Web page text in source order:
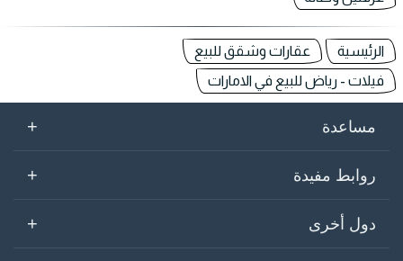
الرئيسية
عقارات وشقق للبيع
فيلات - رياض للبيع في الامارات
مساعدة +
روابط مفيدة +
دول أخرى +